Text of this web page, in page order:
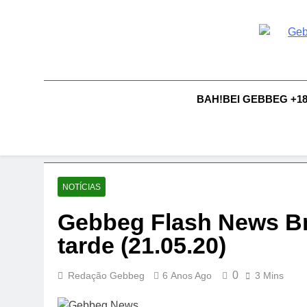
BAH!BEI GEBBEG +18
NOTÍCIAS
Gebbeg Flash News
tarde (21.05.20)
Redação Gebbeg 6 Anos Ago 0 3 Mins